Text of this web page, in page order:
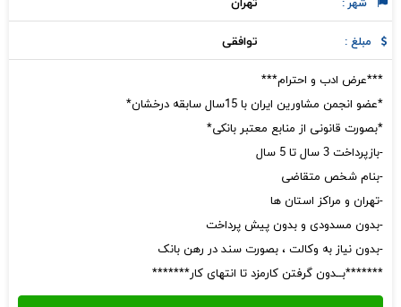
شهر : تهران
مبلغ : توافقی
***عرض ادب و احترام***
*عضو انجمن مشاورین ایران با 15سال سابقه درخشان*
*بصورت قانونی از منابع معتبر بانکی*
-بازپرداخت 3 سال تا 5 سال
-بنام شخص متقاضی
-تهران و مراکز استان ها
-بدون مسدودی و بدون پیش پرداخت
-بدون نیاز به وکالت ، بصورت سند در رهن بانک
*******بــدون گرفتن کارمزد تا انتهای کار*******